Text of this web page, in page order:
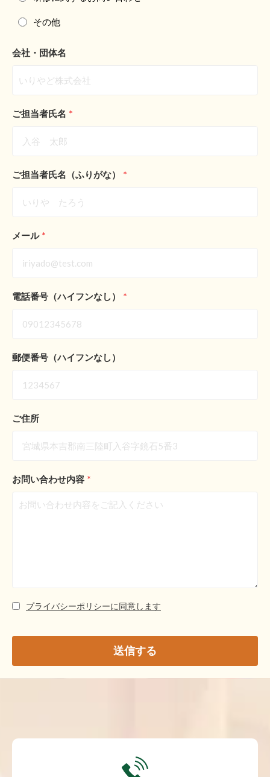
その他
会社・団体名
ご担当者氏名 *
ご担当者氏名（ふりがな） *
メール *
電話番号（ハイフンなし） *
郵便番号（ハイフンなし）
ご住所
お問い合わせ内容 *
プライバシーポリシーに同意します
送信する